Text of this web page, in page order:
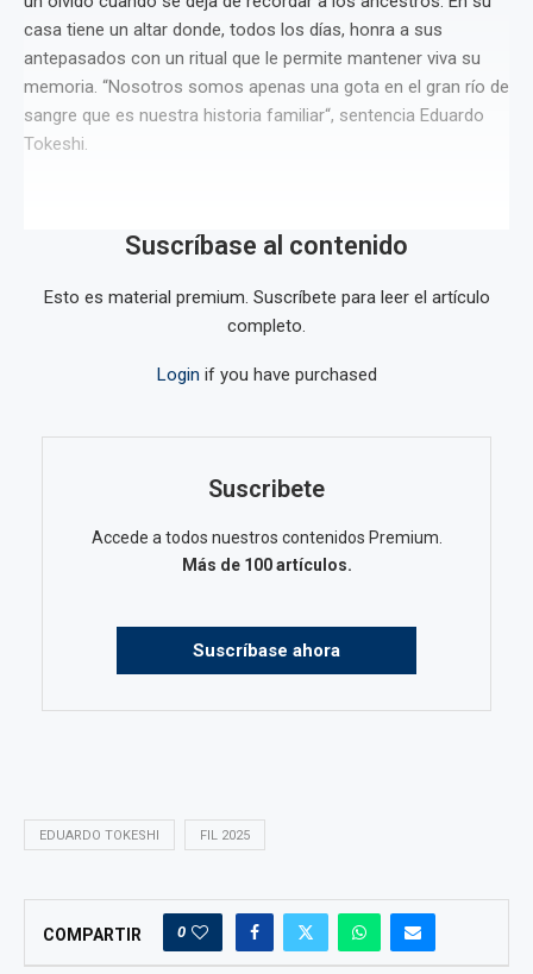
casa tiene un altar donde, todos los días, honra a sus
antepasados con un ritual que le permite mantener viva su
memoria. “Nosotros somos apenas una gota en el gran río de
sangre que es nuestra historia familiar“, sentencia Eduardo
Tokeshi.
Suscríbase al contenido
Esto es material premium. Suscríbete para leer el artículo
completo.
Login if you have purchased
Suscribete
Accede a todos nuestros contenidos Premium.
Más de 100 artículos.
Suscríbase ahora
EDUARDO TOKESHI FIL 2025
COMPARTIR 0